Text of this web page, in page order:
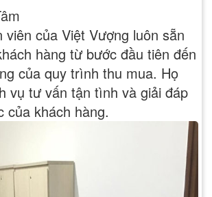
của Việt Vượng luôn sẵn
hàng từ bước đầu tiên đến
của quy trình thu mua. Họ
vụ tư vấn tận tình và giải đáp
của khách hàng.